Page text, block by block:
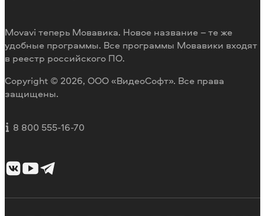
Movavi теперь Мовавика. Новое название – те же
удобные программы. Все программы Мовавики входят
в реестр российского ПО.
Copyright © 2026, ООО «ВидеоСофт». Все права
защищены.
8 800 555-16-70